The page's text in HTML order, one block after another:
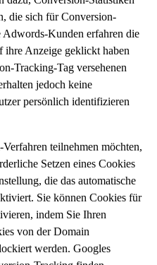
die sich für Conversion-
Adwords-Kunden erfahren die
ihre Anzeige geklickt haben
Tracking-Tag versehenen
jedoch keine
persönlich identifizieren
teilnehmen möchten,
Setzen eines Cookies
die das automatische
Sie können Cookies für
indem Sie Ihren
von der Domain
werden. Googles